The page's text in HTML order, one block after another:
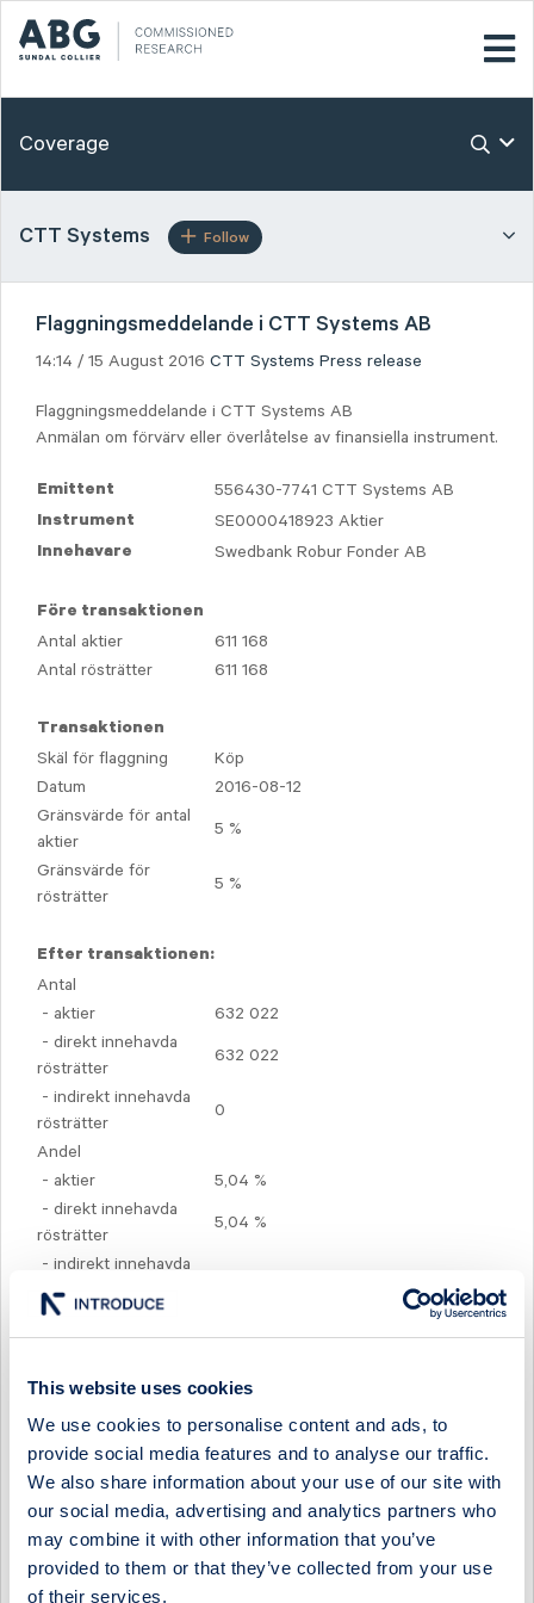
This website uses cookies
We use cookies to personalise content and ads, to
provide social media features and to analyse our traffic.
We also share information about your use of our site with
our social media, advertising and analytics partners who
may combine it with other information that you’ve
provided to them or that they’ve collected from your use
of their services.
Coverage
CTT Systems Follow
Flaggningsmeddelande i CTT Systems AB
14:14 / 15 August 2016 CTT Systems Press release
Flaggningsmeddelande i CTT Systems AB
Anmälan om förvärv eller överlåtelse av finansiella instrument.
Emittent
556430-7741 CTT Systems AB
Instrument
SE0000418923 Aktier
Innehavare
Swedbank Robur Fonder AB
Före transaktionen
Antal aktier
611 168
Antal rösträtter
611 168
Transaktionen
Skäl för flaggning
Köp
Datum
2016-08-12
Gränsvärde för antal
aktier
5 %
Gränsvärde för
rösträtter
5 %
Efter transaktionen:
Antal
- aktier
632 022
- direkt innehavda
rösträtter
632 022
- indirekt innehavda
rösträtter
0
Andel
- aktier
5,04 %
- direkt innehavda
rösträtter
5,04 %
- indirekt innehavda
rösträtter
Fördelning av totalt innehav
4 kap. 2§ första
stycket 1
5,04 % 632 022
Finansiella instrument enligt LHF 4 kap. 2§ första stycket 2
Finansiella instrument enligt LHF 4 kap. 2§ första stycket 3
- Fysisk avvecklade
- Kontantavräknade